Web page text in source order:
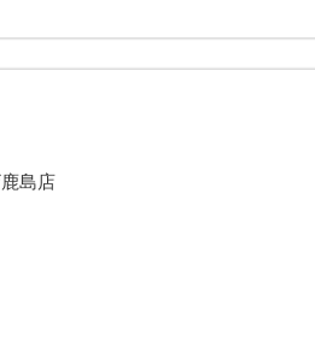
島店